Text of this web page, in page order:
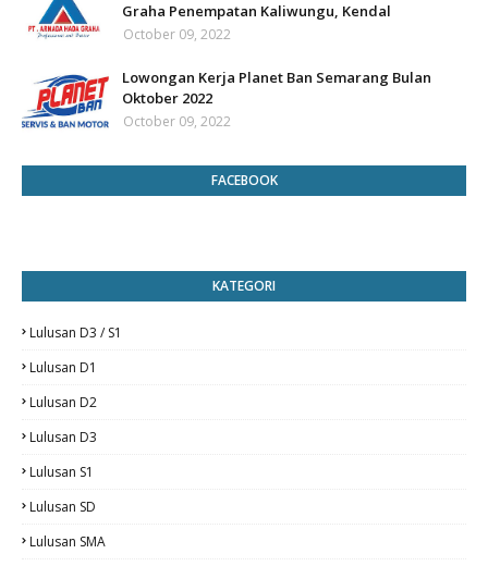
Graha Penempatan Kaliwungu, Kendal
October 09, 2022
Lowongan Kerja Planet Ban Semarang Bulan
Oktober 2022
October 09, 2022
FACEBOOK
KATEGORI
Lulusan D3 / S1
Lulusan D1
Lulusan D2
Lulusan D3
Lulusan S1
Lulusan SD
Lulusan SMA